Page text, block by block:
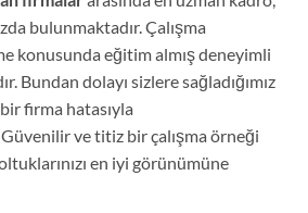
bulunmaktadır. Çalışma
konusunda eğitim almış deneyimli
Bundan dolayı sizlere sağladığımız
firma hatasıyla
Güvenilir ve titiz bir çalışma örneği
en iyi görünümüne